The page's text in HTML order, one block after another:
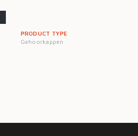
PRODUCT TYPE
Gehoorkappen